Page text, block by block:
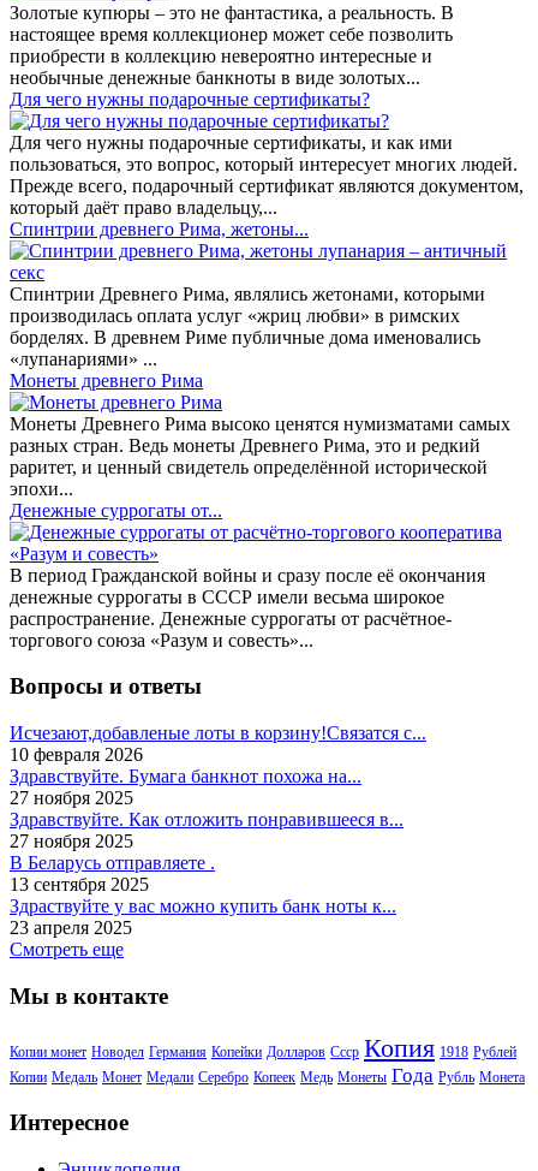
Золотые купюры – это не фантастика, а реальность. В
настоящее время коллекционер может себе позволить
приобрести в коллекцию невероятно интересные и
необычные денежные банкноты в виде золотых...
​Для чего нужны подарочные сертификаты?
Для чего нужны подарочные сертификаты, и как ими
пользоваться, это вопрос, который интересует многих людей.
Прежде всего, подарочный сертификат являются документом,
который даёт право владельцу,...
Спинтрии древнего Рима, жетоны...
Спинтрии Древнего Рима, являлись жетонами, которыми
производилась оплата услуг «жриц любви» в римских
борделях. В древнем Риме публичные дома именовались
«лупанариями» ...
Монеты древнего Рима
Монеты Древнего Рима высоко ценятся нумизматами самых
разных стран. Ведь монеты Древнего Рима, это и редкий
раритет, и ценный свидетель определённой исторической
эпохи...
Денежные суррогаты от...
В период Гражданской войны и сразу после её окончания
денежные суррогаты в СССР имели весьма широкое
распространение. Денежные суррогаты от расчётное-
торгового союза «Разум и совесть»...
Вопросы и ответы
Исчезают,добавленые лоты в корзину!Связатся с...
10 февраля 2026
Здравствуйте. Бумага банкнот похожа на...
27 ноября 2025
Здравствуйте. Как отложить понравившееся в...
27 ноября 2025
В Беларусь отправляете .
13 сентября 2025
Здраствуйте у вас можно купить банк ноты к...
23 апреля 2025
Смотреть еще
Мы в контакте
Копии монет Новодел Германия Копейки Долларов Ссср Копия 1918 Рублей
Копии Медаль Монет Медали Серебро Копеек Медь Монеты Года Рубль Монета
Интересное